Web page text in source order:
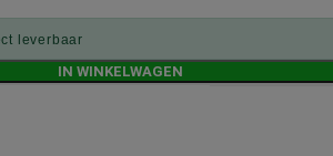
leverbaar
IN WINKELWAGEN